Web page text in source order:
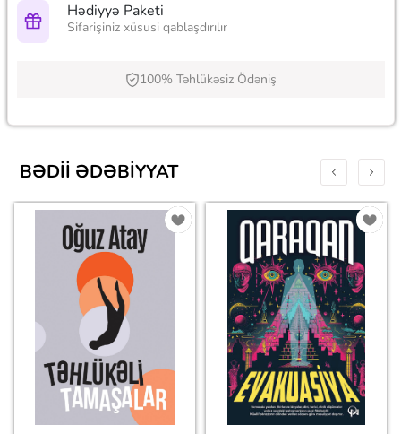
Hədiyyə Paketi
Sifarişiniz xüsusi qablaşdırılır
100% Təhlükəsiz Ödəniş
BƏDII ƏDƏBIYYAT